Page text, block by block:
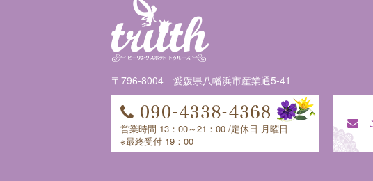
〒796-8004 愛媛県八幡浜市産業通5-41
営業時間 13：00～21：00 /定休日 月曜日
※最終受付 19：00